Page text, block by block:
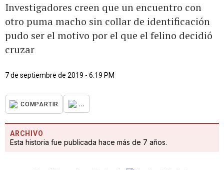
Investigadores creen que un encuentro con
otro puma macho sin collar de identificación
pudo ser el motivo por el que el felino decidió
cruzar
7 de septiembre de 2019 - 6:19 PM
COMPARTIR ...
ARCHIVO
Esta historia fue publicada hace más de 7 años.